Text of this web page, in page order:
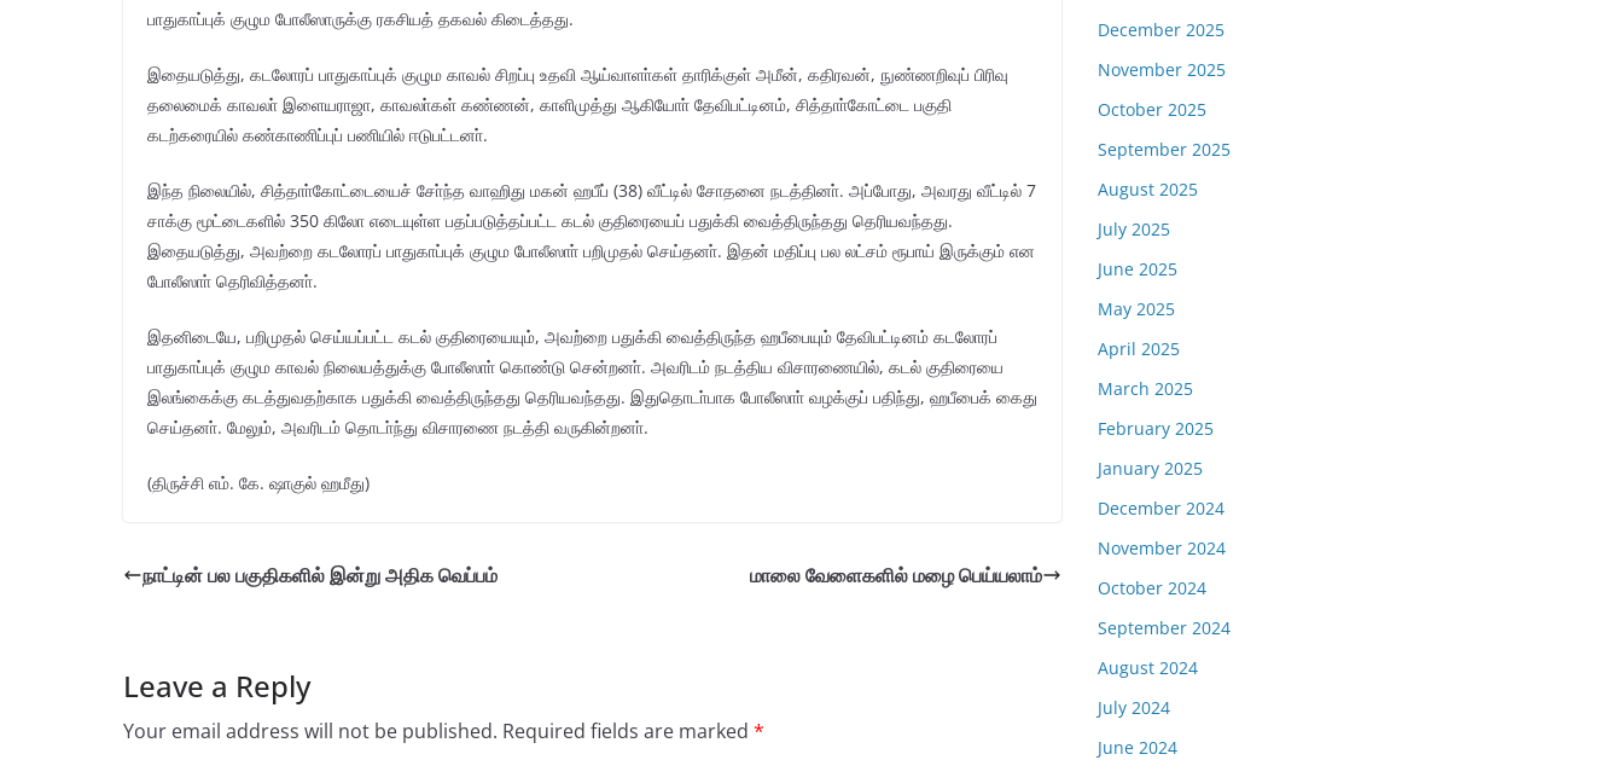
பாதுகாப்புக் குழும போலீஸாருக்கு ரகசியத் தகவல் கிடைத்தது.
இதையடுத்து, கடலோரப் பாதுகாப்புக் குழும காவல் சிறப்பு உதவி ஆய்வாளா்கள் தாரிக்குள் அமீன், கதிரவன், நுண்ணறிவுப் பிரிவு
தலைமைக் காவலா் இளையராஜா, காவலா்கள் கண்ணன், காளிமுத்து ஆகியோா் தேவிபட்டினம், சித்தாா்கோட்டை பகுதி
கடற்கரையில் கண்காணிப்புப் பணியில் ஈடுபட்டனா்.
இந்த நிலையில், சித்தாா்கோட்டையைச் சோ்ந்த வாஹிது மகன் ஹபீப் (38) வீட்டில் சோதனை நடத்தினா். அப்போது, அவரது வீட்டில் 7
சாக்கு மூட்டைகளில் 350 கிலோ எடையுள்ள பதப்படுத்தப்பட்ட கடல் குதிரையைப் பதுக்கி வைத்திருந்தது தெரியவந்தது.
இதையடுத்து, அவற்றை கடலோரப் பாதுகாப்புக் குழும போலீஸாா் பறிமுதல் செய்தனா். இதன் மதிப்பு பல லட்சம் ரூபாய் இருக்கும் என
போலீஸாா் தெரிவித்தனா்.
இதனிடையே, பறிமுதல் செய்யப்பட்ட கடல் குதிரையையும், அவற்றை பதுக்கி வைத்திருந்த ஹபீபையும் தேவிபட்டினம் கடலோரப்
பாதுகாப்புக் குழும காவல் நிலையத்துக்கு போலீஸாா் கொண்டு சென்றனா். அவரிடம் நடத்திய விசாரணையில், கடல் குதிரையை
இலங்கைக்கு கடத்துவதற்காக பதுக்கி வைத்திருந்தது தெரியவந்தது. இதுதொடா்பாக போலீஸாா் வழக்குப் பதிந்து, ஹபீபைக் கைது
செய்தனா். மேலும், அவரிடம் தொடா்ந்து விசாரணை நடத்தி வருகின்றனா்.
(திருச்சி எம். கே. ஷாகுல் ஹமீது)
நாட்டின் பல பகுதிகளில் இன்று அதிக வெப்பம் மாலை வேளைகளில் மழை பெய்யலாம்
Leave a Reply
Your email address will not be published. Required fields are marked *
December 2025
November 2025
October 2025
September 2025
August 2025
July 2025
June 2025
May 2025
April 2025
March 2025
February 2025
January 2025
December 2024
November 2024
October 2024
September 2024
August 2024
July 2024
June 2024